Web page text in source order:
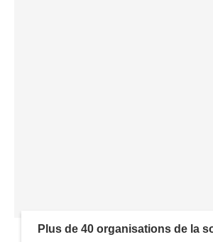
Plus de 40 organisations de la